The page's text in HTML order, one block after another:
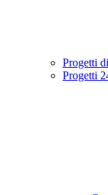
Progetti
Progetti